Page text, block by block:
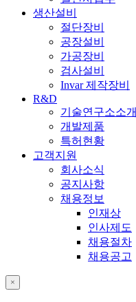
생산설비
절단장비
공장설비
가공장비
검사설비
Invar 제작장비
R&D
기술연구소소개
개발제품
특허현황
고객지원
회사소식
공지사항
채용정보
인재상
인사제도
채용절차
채용공고
close